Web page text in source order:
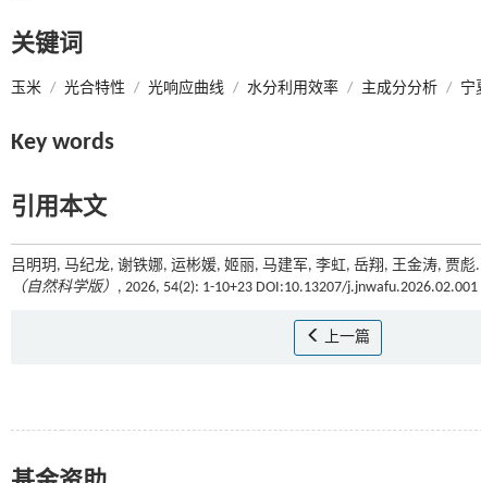
关键词
玉米 / 光合特性 / 光响应曲线 / 水分利用效率 / 主成分分析 / 宁
Key words
引用本文
吕明玥, 马纪龙, 谢铁娜, 运彬媛, 姬丽, 马建军, 李虹, 岳翔, 王金涛, 贾
（自然科学版） , 2026, 54(2): 1-10+23 DOI:10.13207/j.jnwafu.2026.02.001
上一篇